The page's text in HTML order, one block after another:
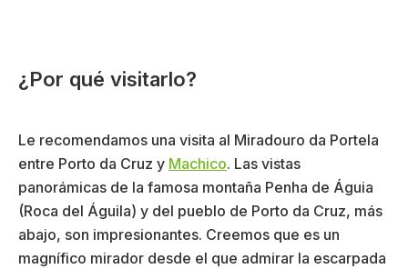
¿Por qué visitarlo?
Le recomendamos una visita al Miradouro da Portela
entre Porto da Cruz y Machico. Las vistas
panorámicas de la famosa montaña Penha de Águia
(Roca del Águila) y del pueblo de Porto da Cruz, más
abajo, son impresionantes. Creemos que es un
magnífico mirador desde el que admirar la escarpada